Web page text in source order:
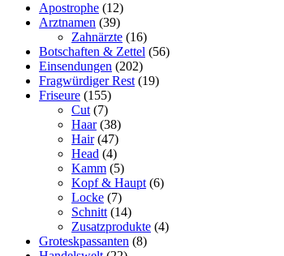
Apostrophe (12)
Arztnamen (39)
Zahnärzte (16)
Botschaften & Zettel (56)
Einsendungen (202)
Fragwürdiger Rest (19)
Friseure (155)
Cut (7)
Haar(38)
Hair(47)
Head (4)
Kamm (5)
Kopf & Haupt (6)
Locke (7)
Schnitt (14)
Zusatzprodukte (4)
Groteskpassanten (8)